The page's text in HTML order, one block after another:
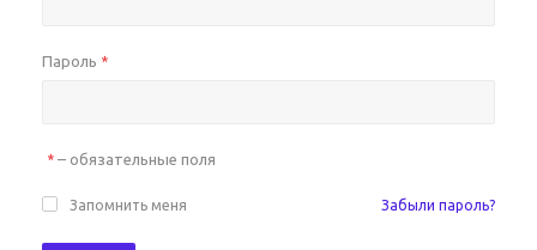
Пароль *
* – обязательные поля
Забыли пароль?
Запомнить меня